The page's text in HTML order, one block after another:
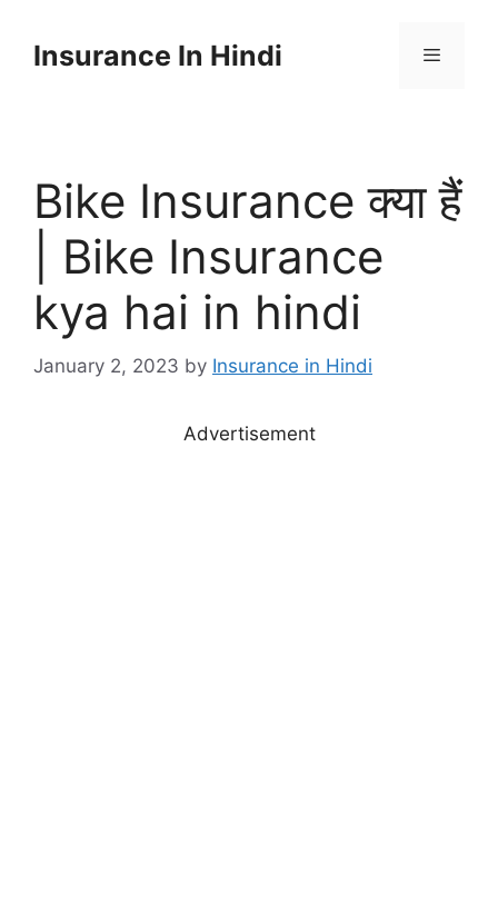
contentInsurance In Hindi
Bike Insurance क्या हैं
| Bike Insurance
kya hai in hindi
January 2, 2023 by Insurance in Hindi
Advertisement